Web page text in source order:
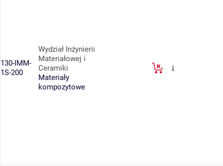
130-IMM-
1S-200
Wydział Inżynierii
Materiałowej i
Ceramiki
Materiały
kompozytowe